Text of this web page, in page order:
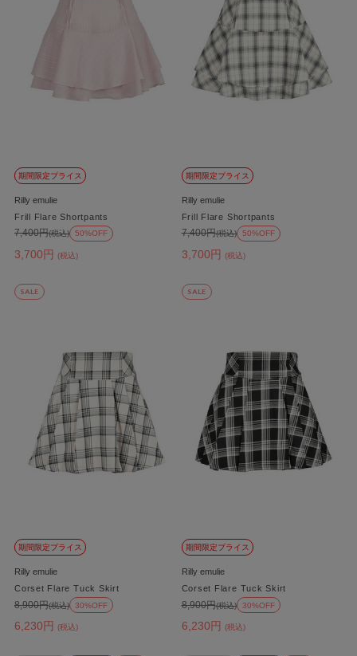
期間限定プライス
Rilly emulie
Frill Flare Shortpants
3,700円 (税込)
7,400円(税込) 50%OFF
期間限定プライス
Rilly emulie
Frill Flare Shortpants
3,700円 (税込)
7,400円(税込) 50%OFF
SALE
期間限定プライス
Rilly emulie
Corset Flare Tuck Skirt
6,230円 (税込)
8,900円(税込) 30%OFF
SALE
期間限定プライス
Rilly emulie
Corset Flare Tuck Skirt
6,230円 (税込)
8,900円(税込) 30%OFF